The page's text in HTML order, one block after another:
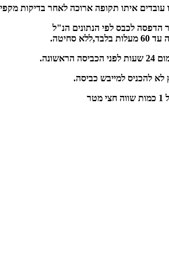
הדפסה לכבס לפי הנתונים הנ"ל
סחיטה.
הראשונה.
לא להכניס למייבש כביסה.
מטר